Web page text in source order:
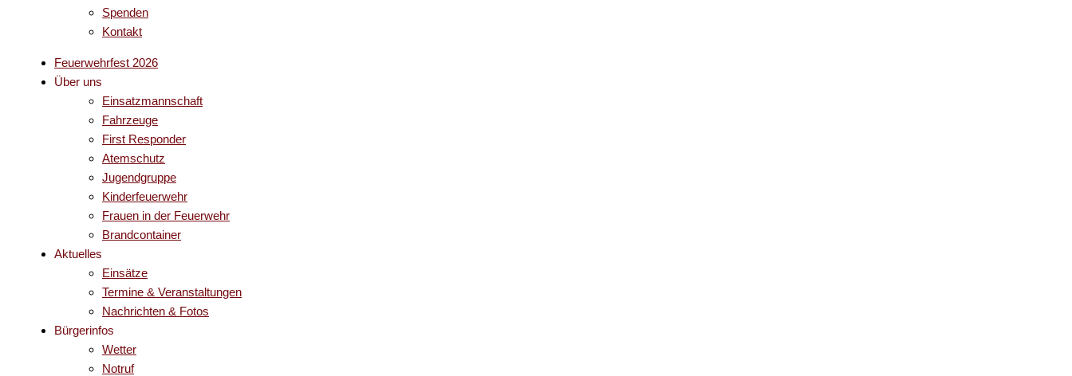
Spenden
Kontakt
Feuerwehrfest 2026
Über uns
Einsatzmannschaft
Fahrzeuge
First Responder
Atemschutz
Jugendgruppe
Kinderfeuerwehr
Frauen in der Feuerwehr
Brandcontainer
Aktuelles
Einsätze
Termine & Veranstaltungen
Nachrichten & Fotos
Bürgerinfos
Wetter
Notruf